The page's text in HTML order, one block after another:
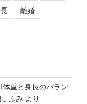
離婚
重と身長のバラン
に ふみ より